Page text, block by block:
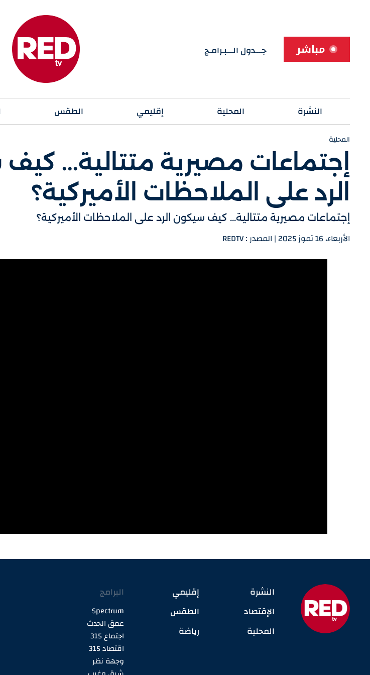
مباشر جـــدول الـــبـرامـج
النشرة المحلية إقليمي الطقس
المحلية
إجتماعات مصيرية متتالية...
الرد على الملاحظات الأميركية؟
إجتماعات مصيرية متتالية... كيف سيكون الرد على الملاحظات الأميركية؟
الأربعاء، 16 تموز 2025 | المصدر : REDTV
النشرة
الإقتصاد
المحلية
إقليمي
الطقس
رياضة
البرامج
Spectrum
عمق الحدث
اجتماع 315
اقتصاد 315
وجهة نظر